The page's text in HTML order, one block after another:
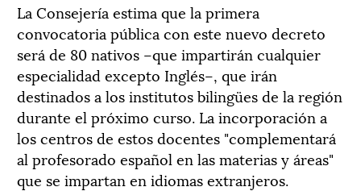
La Consejería estima que la primera
convocatoria pública con este nuevo decreto
será de 80 nativos –que impartirán cualquier
especialidad excepto Inglés–, que irán
destinados a los institutos bilingües de la región
durante el próximo curso. La incorporación a
los centros de estos docentes "complementará
al profesorado español en las materias y áreas"
que se impartan en idiomas extranjeros.